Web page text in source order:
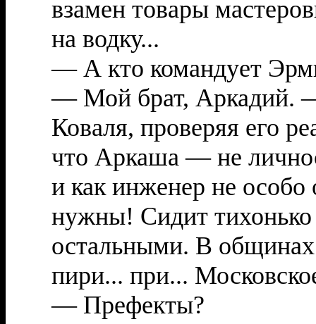
взамен товары
на водку...
— А кто командует
— Мой брат, Аркадий. —
Коваля, проверяя его
что Аркаша — не
и как инженер не особо
нужны! Сидит тихонько
остальными. В
пири... при...
— Префекты?